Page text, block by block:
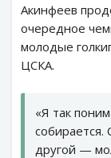
Акинфеев
очередное
молодые
ЦСКА.
«Я так
другой —